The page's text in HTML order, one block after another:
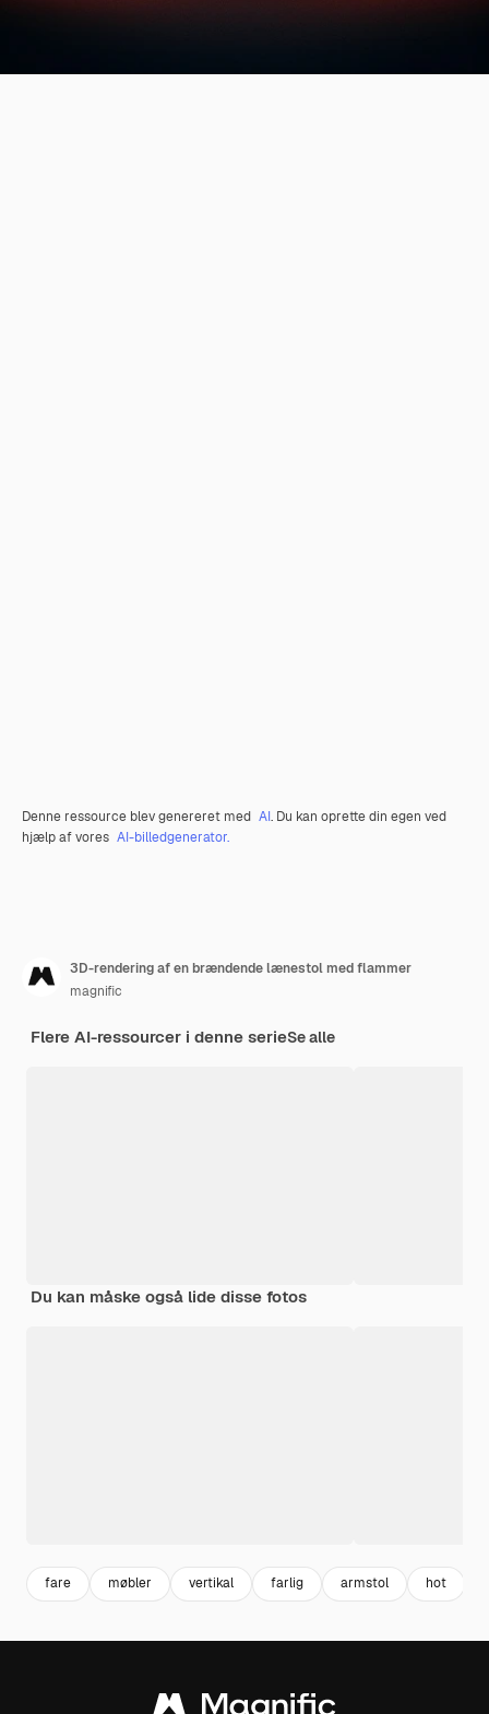
Denne ressource blev genereret med AI. Du kan oprette din egen ved
hjælp af vores AI-billedgenerator.
3D-rendering af en brændende lænestol med flammer
magnific
Flere AI-ressourcer i denne serieSe alle
Du kan måske også lide disse fotos
fare møbler vertikal farlig armstol hot